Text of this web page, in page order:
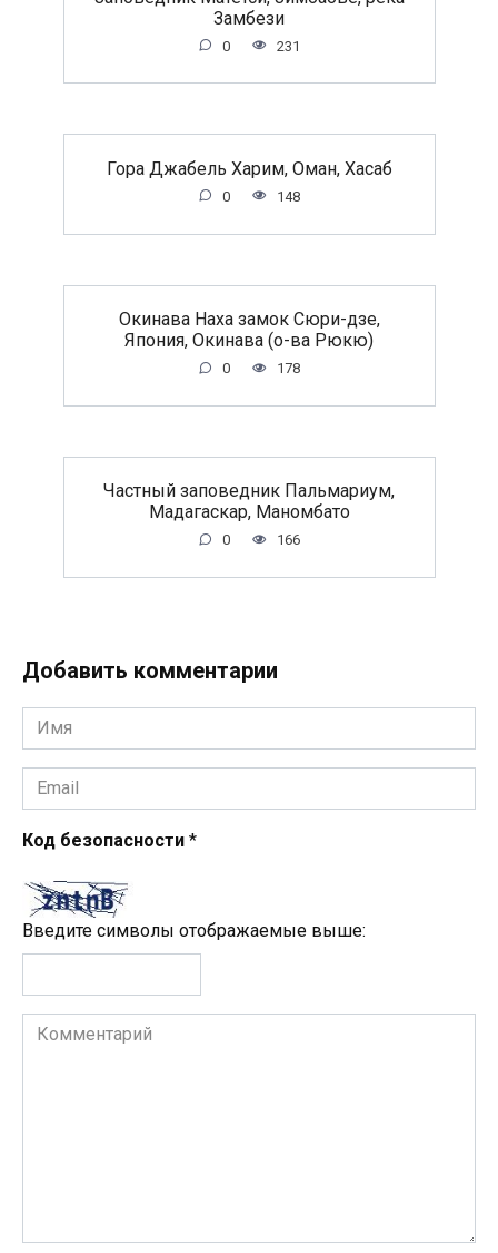
Замбези
0 231
Гора Джабель Харим, Оман, Хасаб
0 148
Окинава Наха замок Сюри-дзе,
Япония, Окинава (о-ва Рюкю)
0 178
Частный заповедник Пальмариум,
Мадагаскар, Маномбато
0 166
Добавить комментарии
Имя
*
Email
*
Код безопасности *
Введите символы отображаемые выше:
Комментарий